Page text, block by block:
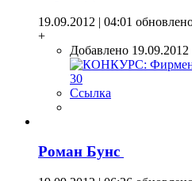
19.09.2012 | 04:01
+
Добавлено 19.09.2012
Ссылка
Роман Бунс